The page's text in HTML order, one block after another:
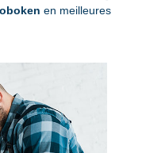
en meilleures